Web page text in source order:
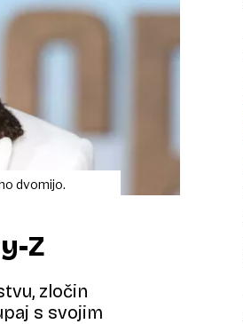
dvomijo.
Z
zločin
s svojim